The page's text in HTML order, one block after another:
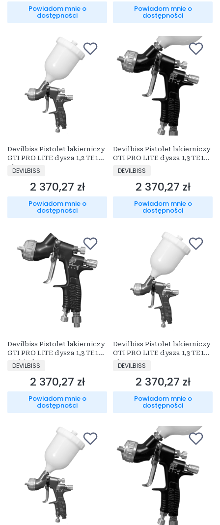
Powiadom mnie o
dostępności
Powiadom mnie o
dostępności
Devilbiss Pistolet lakierniczy
GTI PRO LITE dysza 1,2 TE10
Złoty
PRODUCENT
DEVILBISS
Cena
2 370,27 zł
Powiadom mnie o
dostępności
Devilbiss Pistolet lakierniczy
GTI PRO LITE dysza 1,3 TE10
Czarny Mat
PRODUCENT
DEVILBISS
Cena
2 370,27 zł
Powiadom mnie o
dostępności
Devilbiss Pistolet lakierniczy
GTI PRO LITE dysza 1,3 TE10
Niebieski
PRODUCENT
DEVILBISS
Cena
2 370,27 zł
Powiadom mnie o
dostępności
Devilbiss Pistolet lakierniczy
GTI PRO LITE dysza 1,3 TE10
Złoty
PRODUCENT
DEVILBISS
Cena
2 370,27 zł
Powiadom mnie o
dostępności